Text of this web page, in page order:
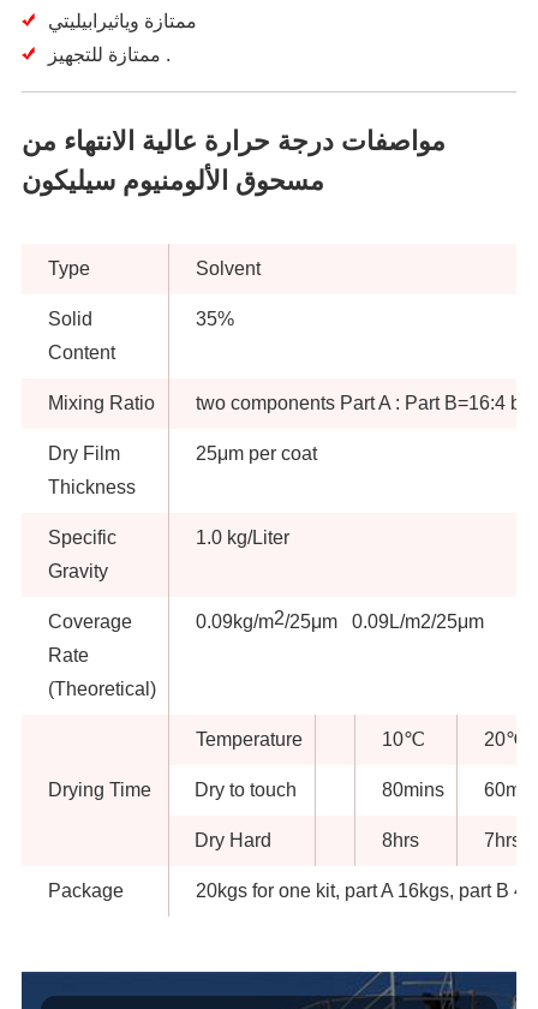
ممتازة وياثيرابيليتي
ممتازة للتجهيز .
مواصفات درجة حرارة عالية الانتهاء من
مسحوق الألومنيوم سيليكون
Type Solvent
Solid
Content
35%
Mixing Ratio two components Part A : Part B=16:4 by
Dry Film
Thickness
25μm per coat
Specific
Gravity
1.0 kg/Liter
Coverage
Rate
(Theoretical)
0.09kg/m2/25μm 0.09L/m2/25μm
Drying Time
Temperature 10℃ 20℃
Dry to touch 80mins
Dry Hard 8hrs 7hrs
Package 20kgs for one kit, part A 16kgs, part B